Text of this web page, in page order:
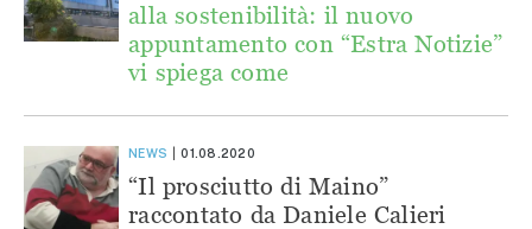
alla sostenibilità: il nuovo
appuntamento con “Estra Notizie”
vi spiega come
NEWS 01.08.2020
“Il prosciutto di Maino”
raccontato da Daniele Calieri